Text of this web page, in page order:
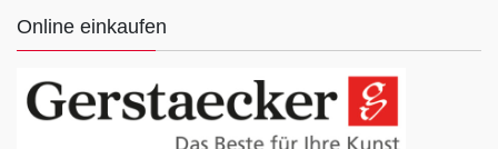
Online einkaufen